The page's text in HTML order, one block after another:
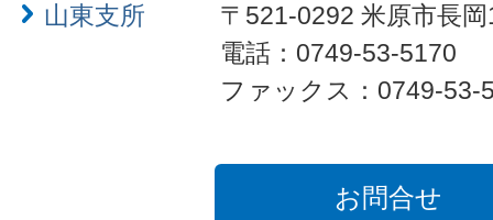
山東支所
〒521-0292 米原市長
電話：0749-53-5170
ファックス：0749-53-
お問合せ